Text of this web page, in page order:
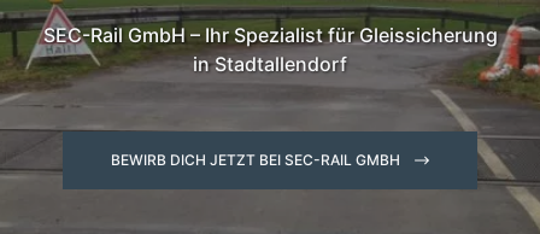
SEC-Rail GmbH – Ihr Spezialist für Gleissicherung
in Stadtallendorf
BEWIRB DICH JETZT BEI SEC-RAIL GMBH